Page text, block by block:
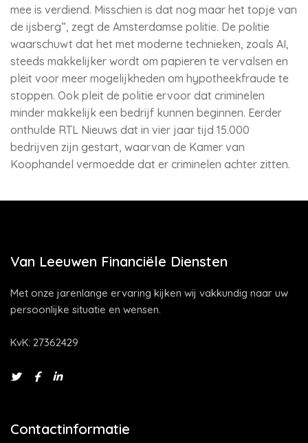
mee is verdiend. Misschien is dat nog maar het topje van
de ijsberg”, zegt de Amsterdamse politie. De politie
waarschuwt dat het met moderne technieken, zoals AI,
steeds makkelijker wordt om papieren te vervalsen en
pleit voor meer mogelijkheden om hypotheekfraude te
stoppen. Ook pleit de politie ervoor dat criminelen
minder makkelijk een bedrijf kunnen beginnen. Eerder
onthulde RTL Nieuws dat in vier jaar tijd 15.000
bedrijven zijn gestart, waarvan de Kamer van
Koophandel vermoedde dat er criminelen achter zitten.
Van Leeuwen Financiële Diensten
Met onze jarenlange ervaring kijken wij vakkundig naar uw
persoonlijke situatie en wensen.
KvK: 27362429
Contactinformatie